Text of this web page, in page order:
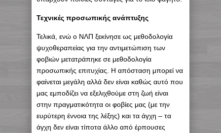
Τεχνικές προσωπικής ανάπτυξης
Τελικά, ενώ ο ΝΛΠ ξεκίνησε ως μεθοδολογία
ψυχοθεραπείας για την αντιμετώπιση των
φοβιών μετατράπηκε σε μεθοδολογία
προσωπικής επιτυχίας. Η απόσταση μπορεί να
φαίνεται μεγάλη αλλά δεν είναι καθώς αυτό που
μας εμποδίζει να εξελιχθούμε στη ζωή είναι
στην πραγματικότητα οι φοβίες μας (με την
ευρύτερη έννοια της λέξης) και τα άγχη – τα
άγχη δεν είναι τίποτα άλλο από έρπουσες